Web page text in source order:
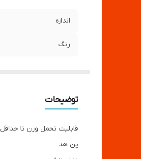
اندازه
رنگ
توضیحات
قابلیت تحمل وزن تا حداقل 8 کیلوگرم
پن هد